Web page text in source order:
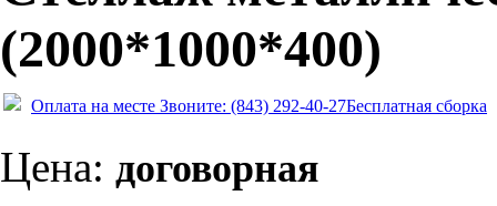
(2000*1000*400)
Оплата на месте Звоните: (843) 292-40-27Бесплатная сборка
Цена: договорная